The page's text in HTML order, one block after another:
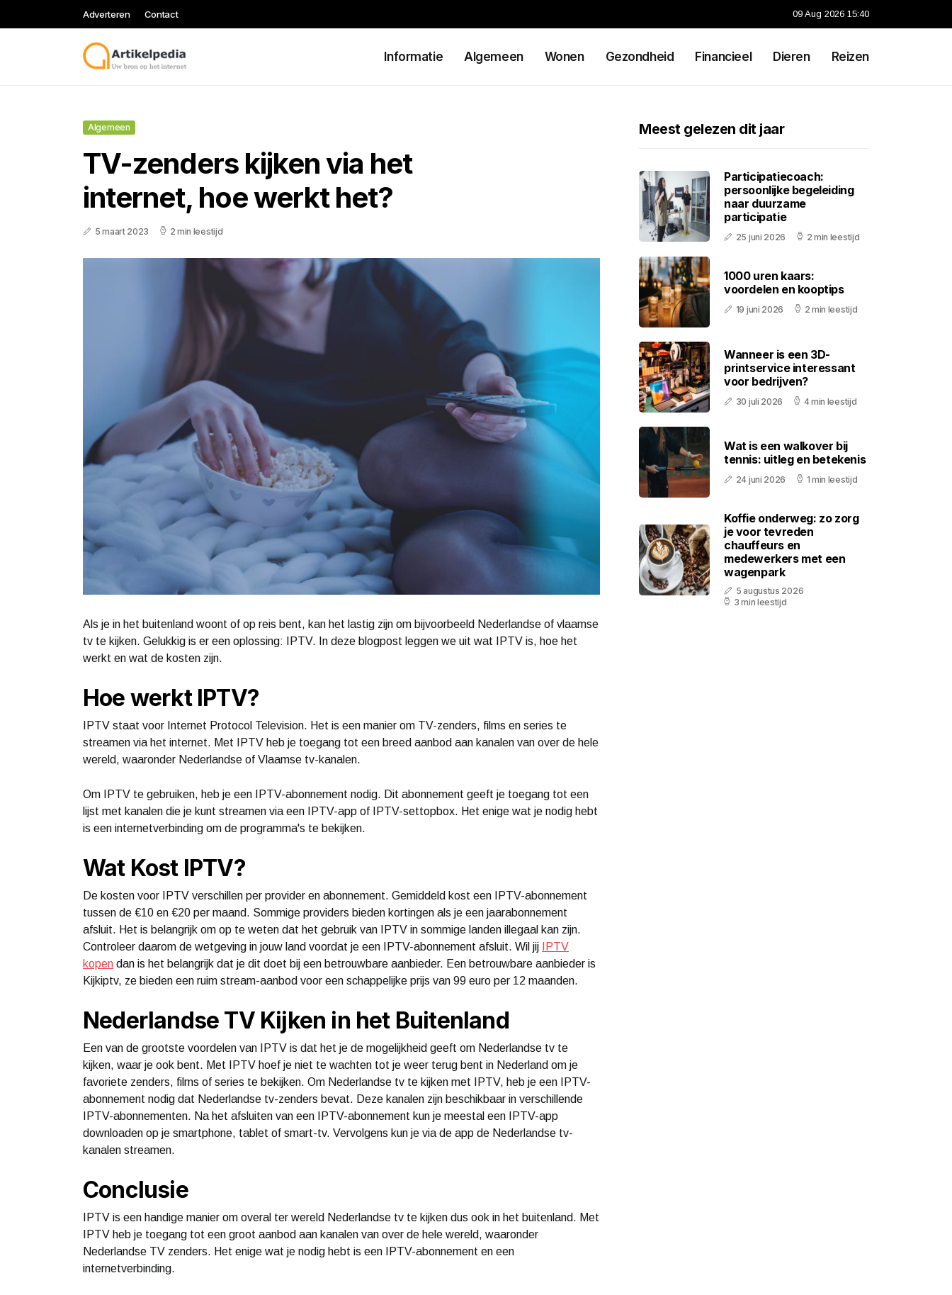
Adverteren Contact 09 Aug 2026 15:40
Informatie Algemeen Wonen Gezondheid Financieel Dieren Reizen
Algemeen
TV-zenders kijken via het
internet, hoe werkt het?
5 maart 2023 2 min leestijd
Als je in het buitenland woont of op reis bent, kan het lastig zijn om bijvoorbeeld Nederlandse of vlaamse
tv te kijken. Gelukkig is er een oplossing: IPTV. In deze blogpost leggen we uit wat IPTV is, hoe het
werkt en wat de kosten zijn.
Hoe werkt IPTV?
IPTV staat voor Internet Protocol Television. Het is een manier om TV-zenders, films en series te
streamen via het internet. Met IPTV heb je toegang tot een breed aanbod aan kanalen van over de hele
wereld, waaronder Nederlandse of Vlaamse tv-kanalen.
Om IPTV te gebruiken, heb je een IPTV-abonnement nodig. Dit abonnement geeft je toegang tot een
lijst met kanalen die je kunt streamen via een IPTV-app of IPTV-settopbox. Het enige wat je nodig hebt
is een internetverbinding om de programma's te bekijken.
Wat Kost IPTV?
De kosten voor IPTV verschillen per provider en abonnement. Gemiddeld kost een IPTV-abonnement
tussen de €10 en €20 per maand. Sommige providers bieden kortingen als je een jaarabonnement
afsluit. Het is belangrijk om op te weten dat het gebruik van IPTV in sommige landen illegaal kan zijn.
Controleer daarom de wetgeving in jouw land voordat je een IPTV-abonnement afsluit. Wil jij
IPTV
kopen dan is het belangrijk dat je dit doet bij een betrouwbare aanbieder. Een betrouwbare aanbieder is
Kijkiptv, ze bieden een ruim stream-aanbod voor een schappelijke prijs van 99 euro per 12 maanden.
Nederlandse TV Kijken in het Buitenland
Een van de grootste voordelen van IPTV is dat het je de mogelijkheid geeft om Nederlandse tv te
kijken, waar je ook bent. Met IPTV hoef je niet te wachten tot je weer terug bent in Nederland om je
favoriete zenders, films of series te bekijken. Om Nederlandse tv te kijken met IPTV, heb je een IPTV-
abonnement nodig dat Nederlandse tv-zenders bevat. Deze kanalen zijn beschikbaar in verschillende
IPTV-abonnementen. Na het afsluiten van een IPTV-abonnement kun je meestal een IPTV-app
downloaden op je smartphone, tablet of smart-tv. Vervolgens kun je via de app de Nederlandse tv-
kanalen streamen.
Conclusie
IPTV is een handige manier om overal ter wereld Nederlandse tv te kijken dus ook in het buitenland. Met
IPTV heb je toegang tot een groot aanbod aan kanalen van over de hele wereld, waaronder
Nederlandse TV zenders. Het enige wat je nodig hebt is een IPTV-abonnement en een
internetverbinding.
Meest gelezen dit jaar
Participatiecoach:
persoonlijke begeleiding
naar duurzame
participatie
25 juni 2026 2 min leestijd
1000 uren kaars:
voordelen en kooptips
19 juni 2026 2 min leestijd
Wanneer is een 3D-
printservice interessant
voor bedrijven?
30 juli 2026 4 min leestijd
Wat is een walkover bij
tennis: uitleg en betekenis
24 juni 2026 1 min leestijd
Koffie onderweg: zo zorg
je voor tevreden
chauffeurs en
medewerkers met een
wagenpark
5 augustus 2026
3 min leestijd